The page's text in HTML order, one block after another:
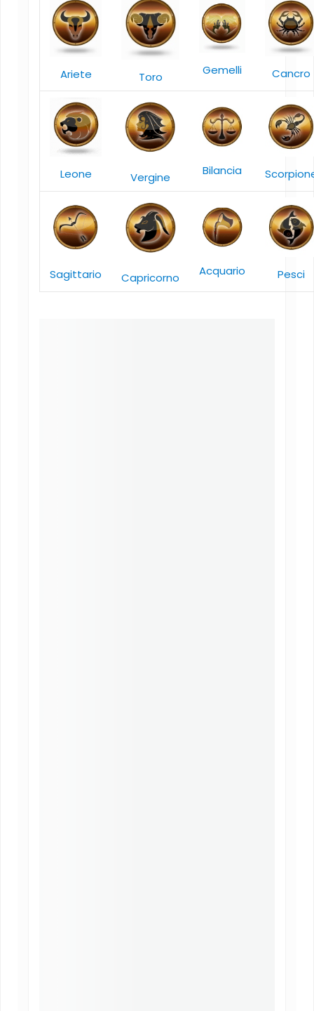
Ariete Toro Gemelli Cancro
Leone Vergine Bilancia
Sagittario Capricorno Acquario Pesci